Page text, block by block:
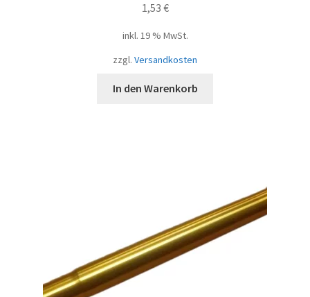
1,53 €
inkl. 19 % MwSt.
zzgl. Versandkosten
In den Warenkorb